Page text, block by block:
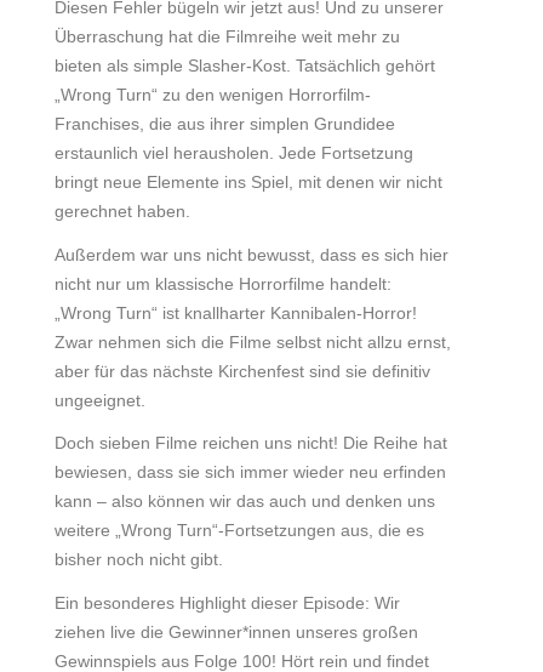
Diesen Fehler bügeln wir jetzt aus! Und zu unserer
Überraschung hat die Filmreihe weit mehr zu
bieten als simple Slasher-Kost. Tatsächlich gehört
„Wrong Turn“ zu den wenigen Horrorfilm-
Franchises, die aus ihrer simplen Grundidee
erstaunlich viel herausholen. Jede Fortsetzung
bringt neue Elemente ins Spiel, mit denen wir nicht
gerechnet haben.
Außerdem war uns nicht bewusst, dass es sich hier
nicht nur um klassische Horrorfilme handelt:
„Wrong Turn“ ist knallharter Kannibalen-Horror!
Zwar nehmen sich die Filme selbst nicht allzu ernst,
aber für das nächste Kirchenfest sind sie definitiv
ungeeignet.
Doch sieben Filme reichen uns nicht! Die Reihe hat
bewiesen, dass sie sich immer wieder neu erfinden
kann – also können wir das auch und denken uns
weitere „Wrong Turn“-Fortsetzungen aus, die es
bisher noch nicht gibt.
Ein besonderes Highlight dieser Episode: Wir
ziehen live die Gewinner*innen unseres großen
Gewinnspiels aus Folge 100! Hört rein und findet